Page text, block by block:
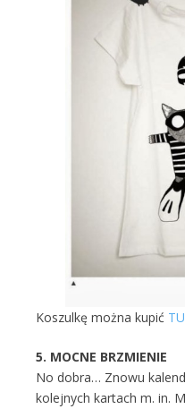
Koszulkę można kupić TU
5. MOCNE BRZMIENIE
No dobra… Znowu
kolejnych kartach m. in.